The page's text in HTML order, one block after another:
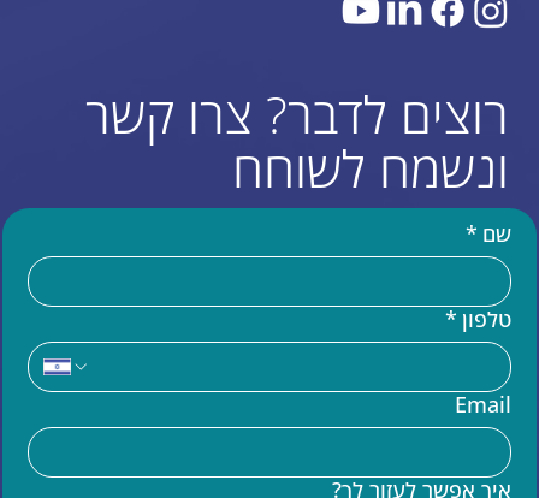
עוד באתר
בניית אתר וויקס (WIX)
מומחים לקוד בוויקס VELO
שם *
טלפון *
Email
איך אפשר לעזור לך?
רוצים לדבר? צרו קשר
ונשמח לשוחח